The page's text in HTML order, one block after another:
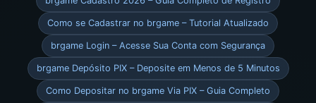
Como se Cadastrar no brgame – Tutorial Atualizado
brgame Login – Acesse Sua Conta com Segurança
brgame Depósito PIX – Deposite em Menos de 5 Minutos
Como Depositar no brgame Via PIX – Guia Completo